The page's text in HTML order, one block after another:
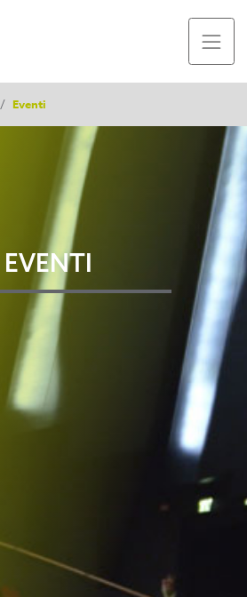
/ Eventi
EVENTI